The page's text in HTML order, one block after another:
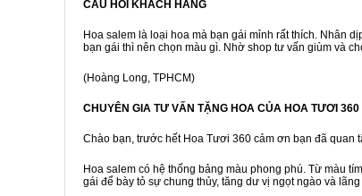
CÂU HỎI KHÁCH HÀNG
Hoa salem là loại hoa mà bạn gái mỉnh rất thích. Nhân
bạn gái thì nên chọn màu gì. Nhờ shop tư vấn giùm và
(Hoàng Long, TPHCM)
CHUYÊN GIA TƯ VẤN TẶNG HOA CỦA HOA TƯƠI
Chào bạn, trước hết Hoa Tươi 360 cảm ơn bạn đã quan
Hoa salem có hệ thống bảng màu phong phú. Từ màu
gái để bày tỏ sự chung thủy, tăng dư vị ngọt ngào và